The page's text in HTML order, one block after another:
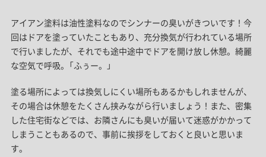
アイアン塗料は油性塗料なのでシンナーの臭いがきついです！今
回はドアを塗っていたこともあり、充分換気が行われている場所
で行いましたが、それでも途中途中でドアを開け放し休憩。綺麗
な空気で呼吸。「ふぅー。」
塗る場所によっては換気しにくい場所もあるかもしれませんが、
その場合は休憩をたくさん挟みながら行いましょう！また、密集
した住宅街などでは、お隣さんにも臭いが届いて迷惑がかかって
しまうこともあるので、事前に挨拶をしておくと良いと思いま
す。